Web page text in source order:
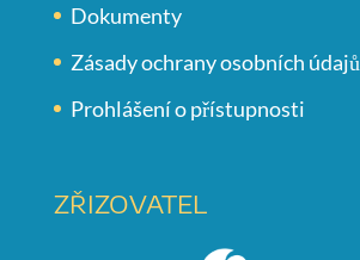
Dokumenty
Zásady ochrany osobních údajů
Prohlášení o přístupnosti
ZŘIZOVATEL